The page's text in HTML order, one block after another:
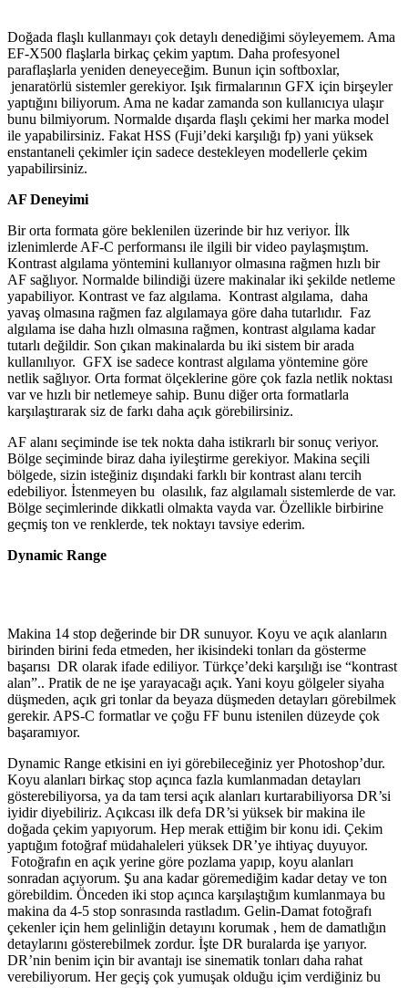
Doğada flaşlı kullanmayı çok detaylı denediğimi söyleyemem. Ama
EF-X500 flaşlarla birkaç çekim yaptım. Daha profesyonel
paraflaşlarla yeniden deneyeceğim. Bunun için softboxlar,
jenaratörlü sistemler gerekiyor. Işık firmalarının GFX için birşeyler
yaptığını biliyorum. Ama ne kadar zamanda son kullanıcıya ulaşır
bunu bilmiyorum. Normalde dışarda flaşlı çekimi her marka model
ile yapabilirsiniz. Fakat HSS (Fuji’deki karşılığı fp) yani yüksek
enstantaneli çekimler için sadece destekleyen modellerle çekim
yapabilirsiniz.
AF Deneyimi
Bir orta formata göre beklenilen üzerinde bir hız veriyor. İlk
izlenimlerde AF-C performansı ile ilgili bir video paylaşmıştım.
Kontrast algılama yöntemini kullanıyor olmasına rağmen hızlı bir
AF sağlıyor. Normalde bilindiği üzere makinalar iki şekilde netleme
yapabiliyor. Kontrast ve faz algılama. Kontrast algılama, daha
yavaş olmasına rağmen faz algılamaya göre daha tutarlıdır. Faz
algılama ise daha hızlı olmasına rağmen, kontrast algılama kadar
tutarlı değildir. Son çıkan makinalarda bu iki sistem bir arada
kullanılıyor. GFX ise sadece kontrast algılama yöntemine göre
netlik sağlıyor. Orta format ölçeklerine göre çok fazla netlik noktası
var ve hızlı bir netlemeye sahip. Bunu diğer orta formatlarla
karşılaştırarak siz de farkı daha açık görebilirsiniz.
AF alanı seçiminde ise tek nokta daha istikrarlı bir sonuç veriyor.
Bölge seçiminde biraz daha iyileştirme gerekiyor. Makina seçili
bölgede, sizin isteğiniz dışındaki farklı bir kontrast alanı tercih
edebiliyor. İstenmeyen bu olasılık, faz algılamalı sistemlerde de var.
Bölge seçimlerinde dikkatli olmakta vayda var. Özellikle birbirine
geçmiş ton ve renklerde, tek noktayı tavsiye ederim.
Dynamic Range
Makina 14 stop değerinde bir DR sunuyor. Koyu ve açık alanların
birinden birini feda etmeden, her ikisindeki tonları da gösterme
başarısı DR olarak ifade ediliyor. Türkçe’deki karşılığı ise “kontrast
alan”.. Pratik de ne işe yarayacağı açık. Yani koyu gölgeler siyaha
düşmeden, açık gri tonlar da beyaza düşmeden detayları görebilmek
gerekir. APS-C formatlar ve çoğu FF bunu istenilen düzeyde çok
başaramıyor.
Dynamic Range etkisini en iyi görebileceğiniz yer Photoshop’dur.
Koyu alanları birkaç stop açınca fazla kumlanmadan detayları
gösterebiliyorsa, ya da tam tersi açık alanları kurtarabiliyorsa DR’si
iyidir diyebiliriz. Açıkcası ilk defa DR’si yüksek bir makina ile
doğada çekim yapıyorum. Hep merak ettiğim bir konu idi. Çekim
yaptığım fotoğraf müdahaleleri yüksek DR’ye ihtiyaç duyuyor.
Fotoğrafın en açık yerine göre pozlama yapıp, koyu alanları
sonradan açıyorum. Şu ana kadar göremediğim kadar detay ve ton
görebildim. Önceden iki stop açınca karşılaştığım kumlanmaya bu
makina da 4-5 stop sonrasında rastladım. Gelin-Damat fotoğrafı
çekenler için hem gelinliğin detayını korumak , hem de damatlığın
detaylarını gösterebilmek zordur. İşte DR buralarda işe yarıyor.
DR’nin benim için bir avantajı ise sinematik tonları daha rahat
verebiliyorum. Her geçiş çok yumuşak olduğu içim verdiğiniz bu